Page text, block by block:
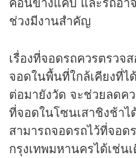
ช่วงมีงานสำคัญ
เรื่องที่จอดรถควรตรวจ
จอดในพื้นที่ใกล้เคียงที่
ต่อมายังวัด จะช่วยลดค
ที่จอดในโซนเสาชิงช้าไ
สามารถจอดรถไว้ที่จอ
กรุงเทพมหานครได้เช่น